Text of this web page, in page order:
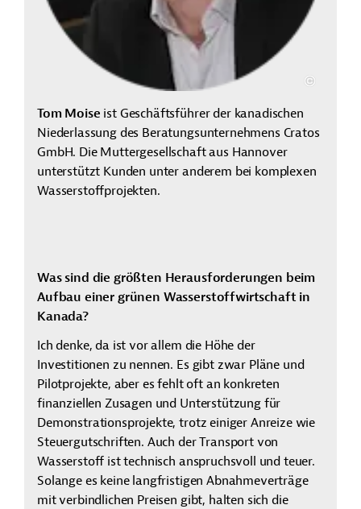
Tom Moise ist Geschäftsführer der kanadischen
Niederlassung des Beratungsunternehmens Cratos
GmbH. Die Muttergesellschaft aus Hannover
unterstützt Kunden unter anderem bei komplexen
Wasserstoffprojekten.
Was sind die größten Herausforderungen beim
Aufbau einer grünen Wasserstoffwirtschaft in
Kanada?
Ich denke, da ist vor allem die Höhe der
Investitionen zu nennen. Es gibt zwar Pläne und
Pilotprojekte, aber es fehlt oft an konkreten
finanziellen Zusagen und Unterstützung für
Demonstrationsprojekte, trotz einiger Anreize wie
Steuergutschriften. Auch der Transport von
Wasserstoff ist technisch anspruchsvoll und teuer.
Solange es keine langfristigen Abnahmeverträge
mit verbindlichen Preisen gibt, halten sich die